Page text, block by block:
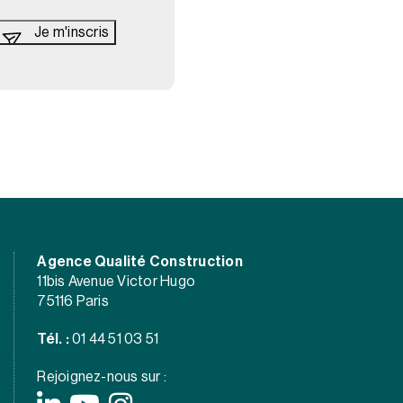
Agence Qualité Construction
11bis Avenue Victor Hugo
75116 Paris
Tél. : 01 44 51 03 51
Rejoignez-nous sur :